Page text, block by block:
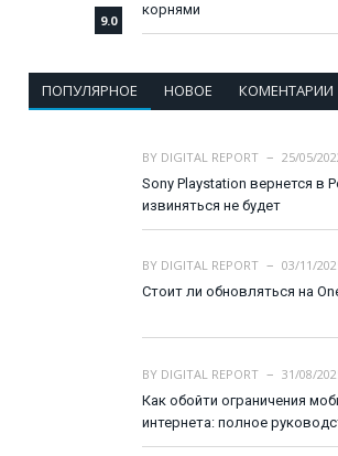
9.0
корнями
ПОПУЛЯРНОЕ НОВОЕ КОМЕНТАРИИ
BY DIGITAL REPORT
25/05/
Sony Playstation вернется в
извиняться не будет
BY DIGITAL REPORT
03/11/
Стоит ли обновляться на
BY DIGITAL REPORT
31/08/
Как обойти ограничения
интернета: полное